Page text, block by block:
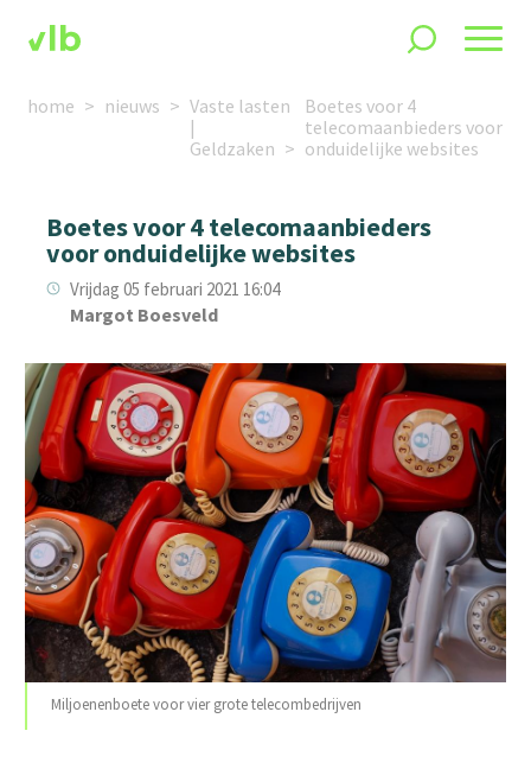
home nieuws
Vaste lasten
|
Geldzaken
Boetes voor 4
telecomaanbieders voor
onduidelijke websites
Boetes voor 4 telecomaanbieders
voor onduidelijke websites
Vrijdag 05 februari 2021 16:04
Margot Boesveld
Miljoenenboete voor vier grote telecombedrijven